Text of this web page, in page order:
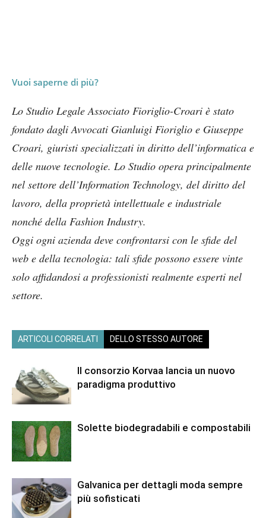
Vuoi saperne di più?
Lo Studio Legale Associato Fioriglio-Croari è stato
fondato dagli Avvocati Gianluigi Fioriglio e Giuseppe
Croari, giuristi specializzati in diritto dell’informatica e
delle nuove tecnologie. Lo Studio opera principalmente
nel settore dell’Information Technology, del diritto del
lavoro, della proprietà intellettuale e industriale
nonché della Fashion Industry.
Oggi ogni azienda deve confrontarsi con le sfide del
web e della tecnologia: tali sfide possono essere vinte
solo affidandosi a professionisti realmente esperti nel
settore.
ARTICOLI CORRELATI DELLO STESSO AUTORE
Il consorzio Korvaa lancia un nuovo
paradigma produttivo
Solette biodegradabili e compostabili
Galvanica per dettagli moda sempre
più sofisticati